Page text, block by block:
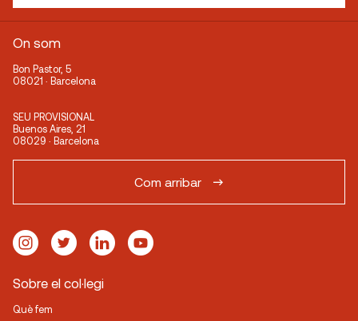
On som
Bon Pastor, 5
08021 · Barcelona
SEU PROVISIONAL
Buenos Aires, 21
08029 · Barcelona
Com arribar
Sobre el col·legi
Què fem